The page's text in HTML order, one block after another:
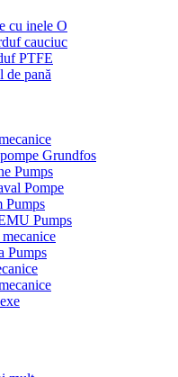
cu inele O
cauciuc
PTFE
de pană
Grundfos
Pumps
Pompe
Pumps
Pumps
Pumps